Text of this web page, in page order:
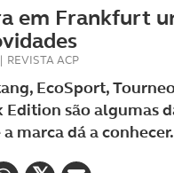
em Frankfurt
| REVISTA ACP
EcoSport,
Edition são algumas
marca dá a conhecer.